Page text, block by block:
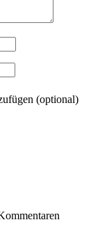
(optional)